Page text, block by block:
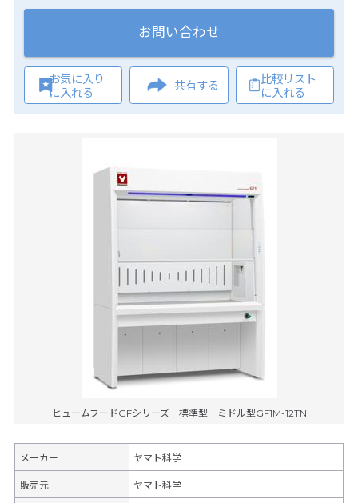
お問い合わせ
お気に入り
に入れる
共有する
比較リスト
に入れる
ヒュームフードGFシリーズ 標準型 ミドル型GF1M-12TN
メーカー ヤマト科学
販売元 ヤマト科学